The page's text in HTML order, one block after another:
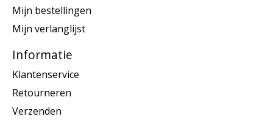
Mijn bestellingen
Mijn verlanglijst
Informatie
Klantenservice
Retourneren
Verzenden